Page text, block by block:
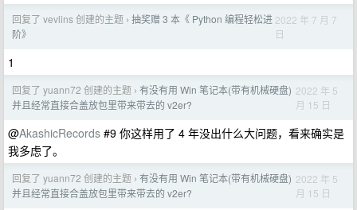
回复了 vevlins 创建的主题 › 抽奖赠 3 本《 Python 编程轻松进
阶》
2022 年 7 月 7
日
1
回复了 yuann72 创建的主题 › 有没有用 Win 笔记本(带有机械硬盘)
并且经常直接合盖放包里带来带去的 v2er?
2022 年 5
月 15 日
@AkashicRecords #9 你这样用了 4 年没出什么大问题，看来确实是
我多虑了。
回复了 yuann72 创建的主题 › 有没有用 Win 笔记本(带有机械硬盘)
并且经常直接合盖放包里带来带去的 v2er?
2022 年 5
月 15 日